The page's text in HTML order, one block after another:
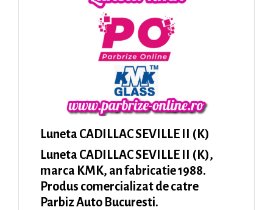
Luneta CADILLAC SEVILLE II (K)
Luneta CADILLAC SEVILLE II (K),
marca KMK, an fabricatie 1988.
Produs comercializat de catre
Parbiz Auto Bucuresti.